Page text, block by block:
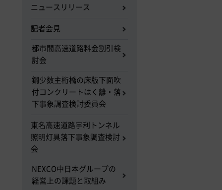
ニュースリリース
記者会見
都市間高速道路料金割引検
討会
鋼少数主桁橋の床版下面吹
付コンクリートはく離・落
下事象調査検討委員会
東名高速道路宇利トンネル
照明灯具落下事象調査検討
会
NEXCO中日本グループの
経営上の課題と取組み